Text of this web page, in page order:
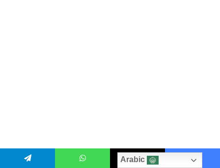
نجوم أوروبا نجوم الدوري السعودي